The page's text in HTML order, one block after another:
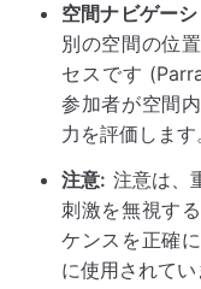
空間ナビゲー
別の空間の位
セスです
参加者が空間
力を評価します
注意: 注意は、
刺激を無視す
ケンスを正確
に使用されて